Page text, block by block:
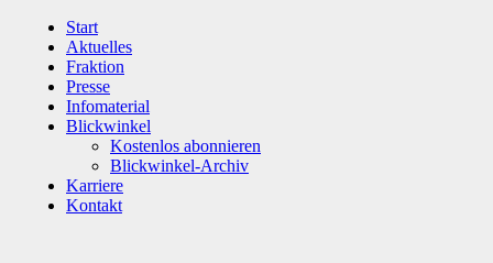
Start
Aktuelles
Fraktion
Presse
Infomaterial
Blickwinkel
Kostenlos abonnieren
Blickwinkel-Archiv
Karriere
Kontakt